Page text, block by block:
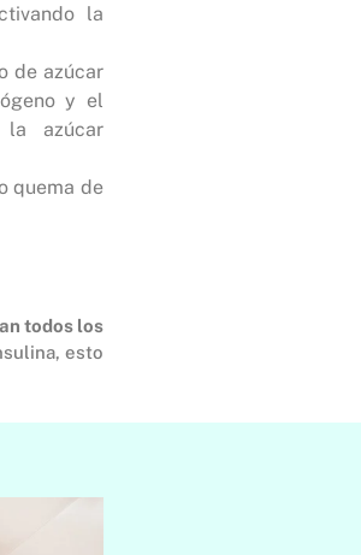
la
de azúcar
y el
azúcar
quema de
todos los
esto